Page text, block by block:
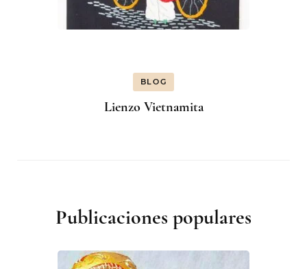
BLOG
Lienzo Vietnamita
Publicaciones populares